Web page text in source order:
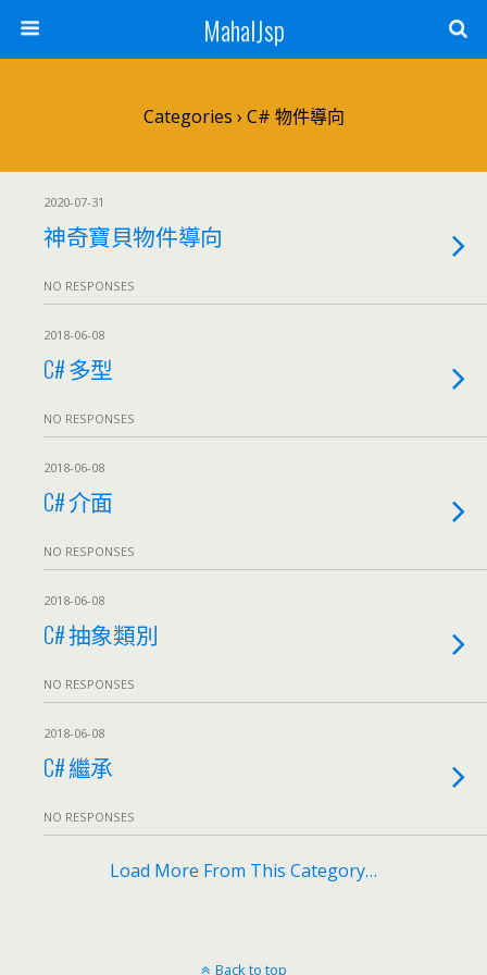
MahalJsp
Categories › C# 物件導向
2020-07-31
神奇寶貝物件導向
NO RESPONSES
2018-06-08
C# 多型
NO RESPONSES
2018-06-08
C# 介面
NO RESPONSES
2018-06-08
C# 抽象類別
NO RESPONSES
2018-06-08
C# 繼承
NO RESPONSES
Load More From This Category…
Back to top